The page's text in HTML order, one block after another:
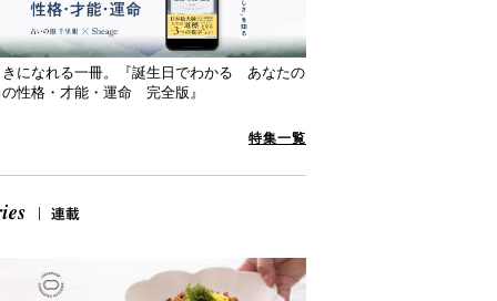
きになれる一冊。『誕生日でわかる あなたの
性格・才能・運命 完全版』
特集一覧